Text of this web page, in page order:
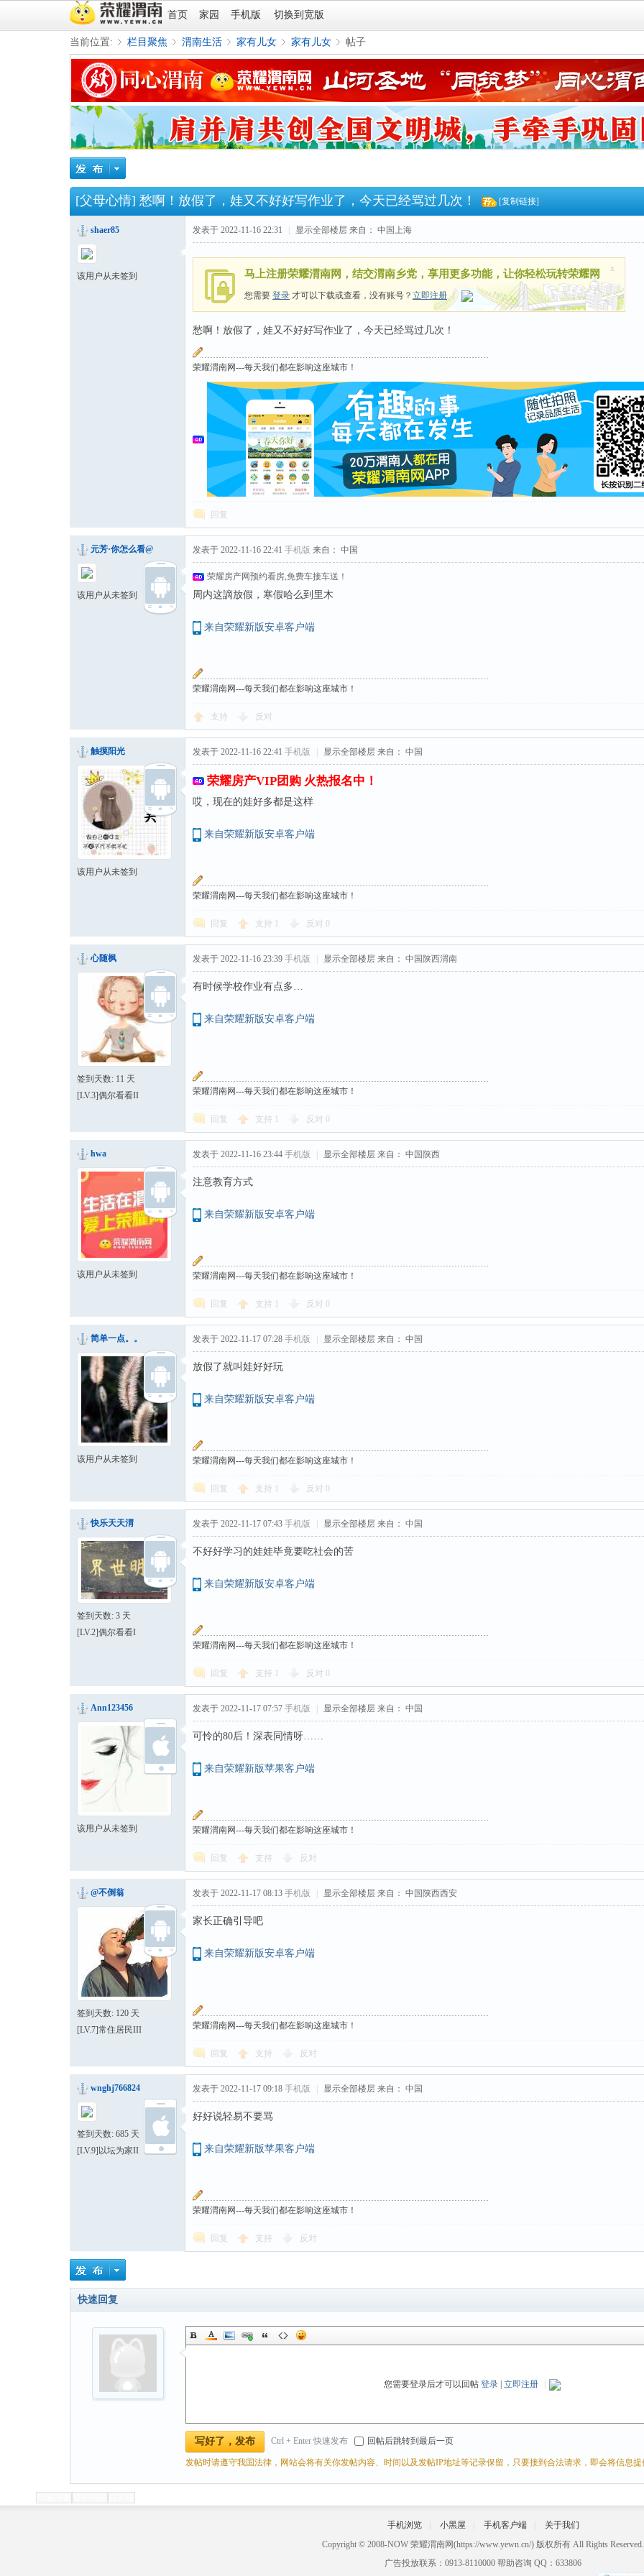
首页 家园 手机版 切换到宽版
当前位置:
»
栏目聚焦
›
渭南生活
›
家有儿女
›
家有儿女
›
帖子
[父母心情] 愁啊！放假了，娃又不好好写作业了，今天已经骂过几次！ [复制链接]
shaer85
该用户从未签到
发表于 2022-11-16 22:31 显示全部楼层 来自： 中国上海
马上注册荣耀渭南网，结交渭南乡党，享用更多功能，让你轻松玩转荣耀网
您需要 登录 才可以下载或查看，没有账号？ 立即注册 |
x
愁啊！放假了，娃又不好好写作业了，今天已经骂过几次！
荣耀渭南网---每天我们都在影响这座城市！
回复
元芳·你怎么看@
该用户从未签到
发表于 2022-11-16 22:41 手机版 来自： 中国
荣耀房产网预约看房,免费车接车送！
周内这謫放假，寒假哈么到里木
来自荣耀新版安卓客户端
荣耀渭南网---每天我们都在影响这座城市！
支持 反对
触摸阳光
该用户从未签到
发表于 2022-11-16 22:41 手机版 显示全部楼层 来自： 中国
荣耀房产VIP团购 火热报名中！
哎，现在的娃好多都是这样
来自荣耀新版安卓客户端
荣耀渭南网---每天我们都在影响这座城市！
回复 支持 反对 0
心随枫
签到天数: 11 天
[LV.3]偶尔看看II
发表于 2022-11-16 23:39 手机版 显示全部楼层 来自： 中国陕西渭南
有时候学校作业有点多…
来自荣耀新版安卓客户端
荣耀渭南网---每天我们都在影响这座城市！
回复 支持 反对 0
hwa
该用户从未签到
发表于 2022-11-16 23:44 手机版 显示全部楼层 来自： 中国陕西
注意教育方式
来自荣耀新版安卓客户端
荣耀渭南网---每天我们都在影响这座城市！
回复 支持 反对 0
简单一点。。
该用户从未签到
发表于 2022-11-17 07:28 手机版 显示全部楼层 来自： 中国
放假了就叫娃好好玩
来自荣耀新版安卓客户端
荣耀渭南网---每天我们都在影响这座城市！
回复 支持 反对 0
快乐天天渭
签到天数: 3 天
[LV.2]偶尔看看I
发表于 2022-11-17 07:43 手机版 显示全部楼层 来自： 中国
不好好学习的娃娃毕竟要吃社会的苦
来自荣耀新版安卓客户端
荣耀渭南网---每天我们都在影响这座城市！
回复 支持 反对 0
Ann123456
该用户从未签到
发表于 2022-11-17 07:57 手机版 显示全部楼层 来自： 中国
可怜的80后！深表同情呀……
来自荣耀新版苹果客户端
荣耀渭南网---每天我们都在影响这座城市！
回复 支持 反对
@不倒翁
签到天数: 120 天
[LV.7]常住居民III
发表于 2022-11-17 08:13 手机版 显示全部楼层 来自： 中国陕西西安
家长正确引导吧
来自荣耀新版安卓客户端
荣耀渭南网---每天我们都在影响这座城市！
回复 支持 反对
wnghj766824
签到天数: 685 天
[LV.9]以坛为家II
发表于 2022-11-17 09:18 手机版 显示全部楼层 来自： 中国
好好说轻易不要骂
来自荣耀新版苹果客户端
荣耀渭南网---每天我们都在影响这座城市！
回复 支持 反对
快速回复
您需要登录后才可以回帖 登录 立即注册
写好了，发布 Ctrl + Enter 快速发布 回帖后跳转到最后一页
发帖时请遵守我国法律，网站会将有关你发帖内容、时间以及发帖IP地址等记录保留，只要接到合法请求，即会将信息
手机浏览 小黑屋 手机客户端
关于我们
Copyright © 2008-NOW 荣耀渭南网(https://www.yewn.cn/) 版权所有 All Rights Reserved.
广告投放联系：0913-8110000 帮助咨询 QQ：633806